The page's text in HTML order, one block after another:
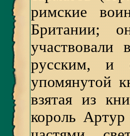
римские
Британии;
русским, и
упомянутой
взятая из
король